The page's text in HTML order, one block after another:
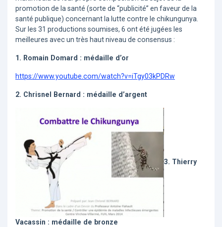
promotion de la santé (sorte de “publicité” en faveur de la
santé publique) concernant la lutte contre le chikungunya.
Sur les 31 productions soumises, 6 ont été jugées les
meilleures avec un très haut niveau de consensus :
1. Romain Domard : médaille d’or
https://www.youtube.com/watch?v=iTgy03kPDRw
2. Chrisnel Bernard : médaille d’argent
3. Thierry
Vacassin : médaille de bronze